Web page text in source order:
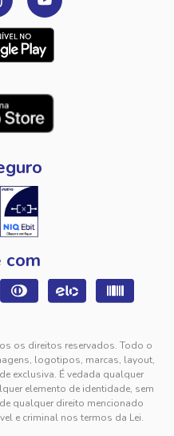
com
os direitos reservados. Todo o
logotipos, marcas, layout,
exclusiva. É vedada qualquer
elemento de identidade, sem
qualquer direito mencionado
e criminal nos termos da Lei.